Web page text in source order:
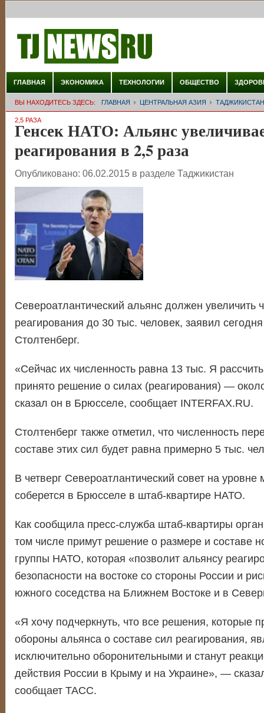
ГЛАВНАЯ ЭКОНОМИКА ТЕХНОЛОГИИ ОБЩЕСТВО
ВЫ НАХОДИТЕСЬ ЗДЕСЬ: ГЛАВНАЯ ЦЕНТРАЛЬНАЯ АЗИЯ ТАДЖИКИСТАН
2,5 РАЗА
Генсек НАТО: Альянс
реагирования в 2,5 раза
Опубликовано: 06.02.2015 в разделе Таджикистан
Североатлантический альянс должен увеличить
реагирования до 30 тыс. человек, заявил
Столтенберг.
«Сейчас их численность равна 13 тыс. Я
принято решение о силах (реагирования) —
сказал он в Брюсселе, сообщает INTERFAX.RU.
Столтенберг также отметил, что численность
составе этих сил будет равна примерно 5 тыс.
В четверг Североатлантический совет на
соберется в Брюсселе в штаб-квартире НАТО.
Как сообщила пресс-служба штаб-квартиры
том числе примут решение о размере и составе
группы НАТО, которая «позволит альянсу
безопасности на востоке со стороны России и
южного соседства на Ближнем Востоке и в
«Я хочу подчеркнуть, что все решения, которые
обороны альянса о составе сил реагирования,
исключительно оборонительными и станут
действия России в Крыму и на Украине», —
сообщает ТАСС.